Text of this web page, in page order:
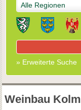
Alle Regionen
» Erweiterte Suche
Weinbau Kolm